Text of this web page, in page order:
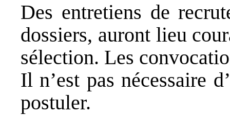
Des entretiens de
dossiers, auront lieu
sélection. Les
Il n’est pas nécessaire
postuler.